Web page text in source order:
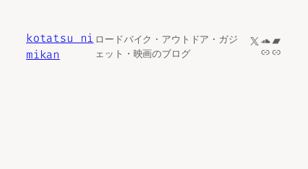
kotatsu ni
mikan
ロードバイク・アウトドア・ガジ
ェット・映画のブログ
X
リンクリンク